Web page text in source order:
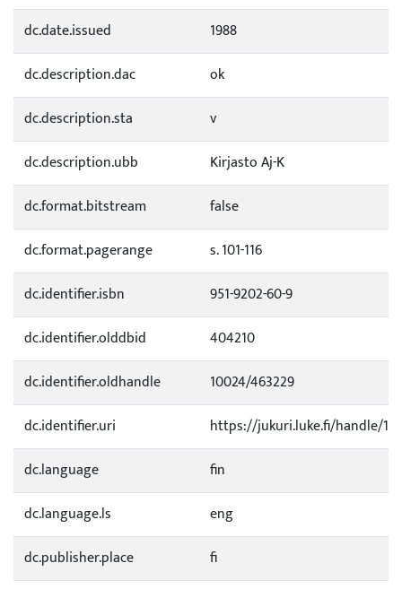
dc.date.issued
1988
dc.description.dac
ok
dc.description.sta
v
dc.description.ubb
Kirjasto Aj-K
dc.format.bitstream
false
dc.format.pagerange
s. 101-116
dc.identifier.isbn
951-9202-60-9
dc.identifier.olddbid
404210
dc.identifier.oldhandle
10024/463229
dc.identifier.uri
https://jukuri.luke.fi/handle/
dc.language
fin
dc.language.ls
eng
dc.publisher.place
fi